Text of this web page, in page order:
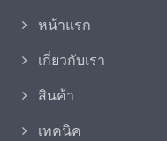
หน้าแรก
เกี่ยวกับเรา
สินค้า
เทคนิค